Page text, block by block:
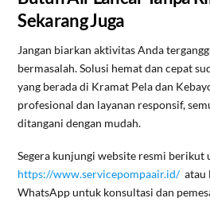
Sekarang Juga
Jangan biarkan aktivitas Anda
bermasalah. Solusi hemat dan cepat
yang berada di Kramat Pela dan
profesional dan layanan responsif,
ditangani dengan mudah.
Segera kunjungi website resmi
https://www.servicepompaair.id/atau
WhatsApp untuk konsultasi dan